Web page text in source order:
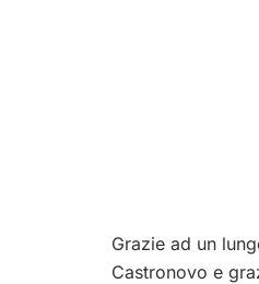
Grazie ad un
Castronovo e